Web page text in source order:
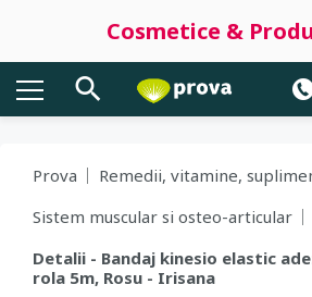
Cosmetice &
Prova
Remedii, vitamine,
Sistem muscular si osteo-articular
Detalii - Bandaj kinesio elastic
rola 5m, Rosu - Irisana